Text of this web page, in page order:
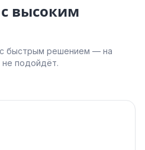
высоким
быстрым решением — на
не подойдёт.